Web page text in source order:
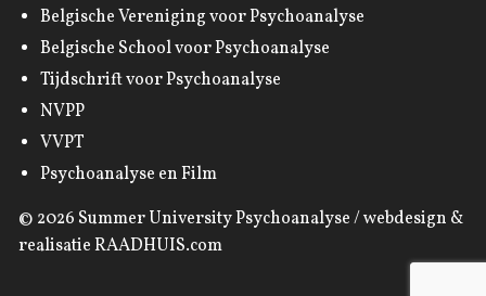
Belgische Vereniging voor Psychoanalyse
Belgische School voor Psychoanalyse
Tijdschrift voor Psychoanalyse
NVPP
VVPT
Psychoanalyse en Film
© 2026 Summer University Psychoanalyse/ webdesign &
realisatieRAADHUIS.com